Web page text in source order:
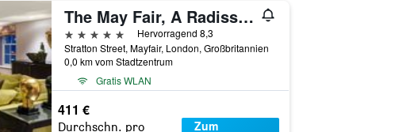
The May Fair, A Radisson Collection Hotel, Mayfair London
5 Sterne
Hervorragend 8,3
Stratton Street, Mayfair, London, Großbritannien
0,0 km vom Stadtzentrum
Gratis WLAN
411 €
Durchschn. pro Zum